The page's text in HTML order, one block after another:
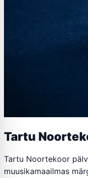
Tartu
Tartu Noortekoor
muusikamaailmas